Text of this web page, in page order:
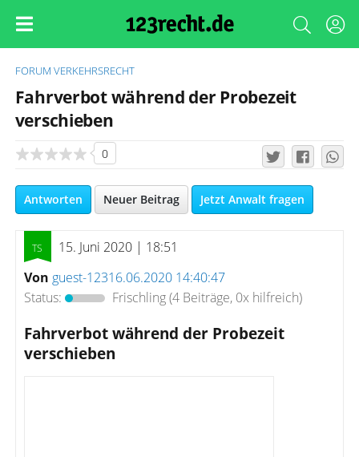
FORUM VERKEHRSRECHT
Fahrverbot während der Probezeit
verschieben
0
Antworten Neuer Beitrag Jetzt Anwalt fragen
15. Juni 2020 | 18:51
Von guest-12316.06.2020 14:40:47
Status:
Frischling(4 Beiträge, 0x hilfreich)
Fahrverbot während der Probezeit
verschieben